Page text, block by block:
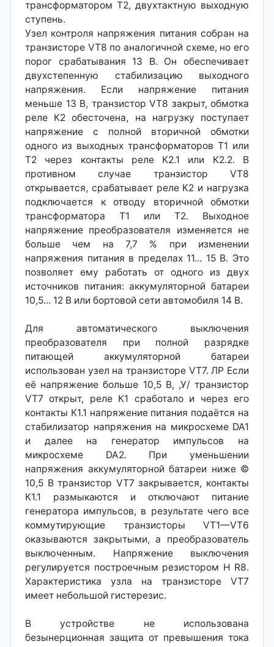
трансформатором Т2, двухтактную выходную
ступень.
Узел контроля напряжения питания собран на
транзисторе VT8 по аналогичной схеме, но его
порог срабатывания 13 В. Он обеспечивает
двухстепенную стабилизацию выходного
напряжения. Если напряжение питания
меньше 13 В, транзистор VT8 закрыт, обмотка
реле К2 обесточена, на нагрузку поступает
напряжение с полной вторичной обмотки
одного из выходных трансформаторов Т1 или
Т2 через контакты реле К2.1 или К2.2. В
противном случае транзистор VT8
открывается, срабатывает реле К2 и нагрузка
подключается к отводу вторичной обмотки
трансформатора Т1 или Т2. Выходное
напряжение преобразователя изменяется не
больше чем на 7,7 % при изменении
напряжения питания в пределах 11... 15 В. Это
позволяет ему работать от одного из двух
источников питания: аккумуляторной батареи
10,5... 12 В или бортовой сети автомобиля 14 В.
Для автоматического выключения
преобразователя при полной разрядке
питающей аккумуляторной батареи
использован узел на транзисторе VT7. ЛР Если
её напряжение больше 10,5 В, ,У/ транзистор
VT7 открыт, реле К1 сработало и через его
контакты К1.1 напряжение питания подаётся на
стабилизатор напряжения на микросхеме DA1
и далее на генератор импульсов на
микросхеме DA2. При уменьшении
напряжения аккумуляторной батареи ниже ©
10,5 В транзистор VT7 закрывается, контакты
К1.1 размыкаются и отключают питание
генератора импульсов, в результате чего все
коммутирующие транзисторы VT1—VT6
оказываются закрытыми, а преобразователь
выключенным. Напряжение выключения
регулируется построечным резистором Н R8.
Характеристика узла на транзисторе VT7
имеет небольшой гистерезис.
В устройстве не использована
безынерционная защита от превышения тока